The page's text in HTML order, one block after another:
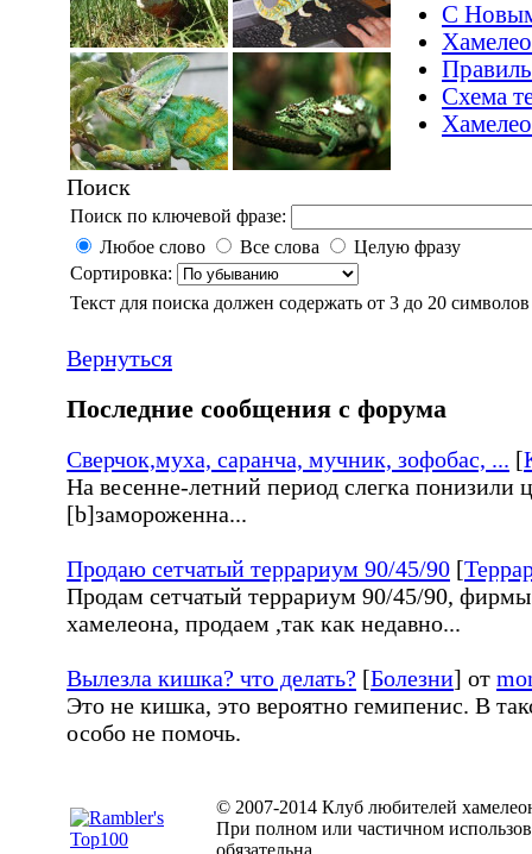
С
Схема
Поиск
Поиск по ключевой фразе:
Любое слово
Все слова
Целую фразу
Сортировка:
Текст для поиска должен содержать от 3 до 20 символов
Вернуться
Последние сообщения с форума
Сверчок,муха, саранча, мучник, зофобас, ... [
На весенне-летний период слегка
[b]замороженна...
Продаю сетчатый террариум 90/45/90 [
Продам сетчатый террариум 90/45/90, фирмы
хамелеона, продаем ,так как недавно...
Вылезла кишка? что делать? [Болезни] от
Это не кишка, это вероятно гемипенис. В
особо не помочь.
© 2007-2014 Клуб любителей
При полном или частичном
обязательна.